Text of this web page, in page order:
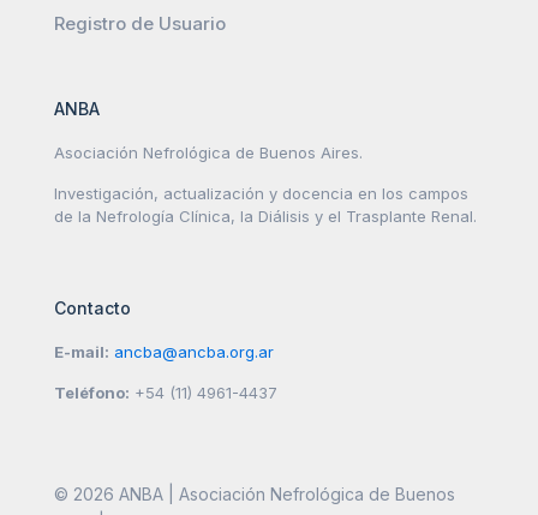
Registro de Usuario
ANBA
Asociación Nefrológica de Buenos Aires.
Investigación, actualización y docencia en los campos
de la Nefrología Clínica, la Diálisis y el Trasplante Renal.
Contacto
E-mail: ancba@ancba.org.ar
Teléfono: +54 (11) 4961-4437
© 2026 ANBA | Asociación Nefrológica de Buenos